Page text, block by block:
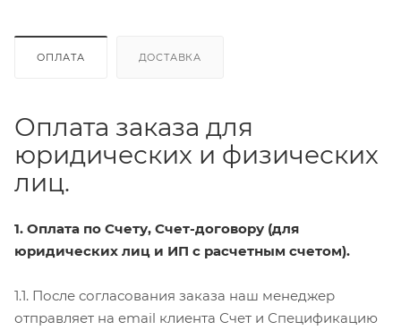
ОПЛАТА ДОСТАВКА
Оплата заказа для
юридических и физических
лиц.
1. Оплата по Счету, Счет-договору (для
юридических лиц и ИП с расчетным счетом).
1.1. После согласования заказа наш менеджер
отправляет на email клиента Счет и Спецификацию